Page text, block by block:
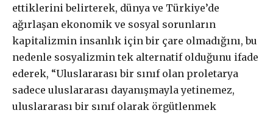
£200 / yıllık ABONE OL
ettiklerini belirterek, dünya ve Türkiye’de
ağırlaşan ekonomik ve sosyal sorunların
kapitalizmin insanlık için bir çare olmadığını, bu
nedenle sosyalizmin tek alternatif olduğunu ifade
ederek, “Uluslararası bir sınıf olan proletarya
sadece uluslararası dayanışmayla yetinemez,
uluslararası bir sınıf olarak örgütlenmek